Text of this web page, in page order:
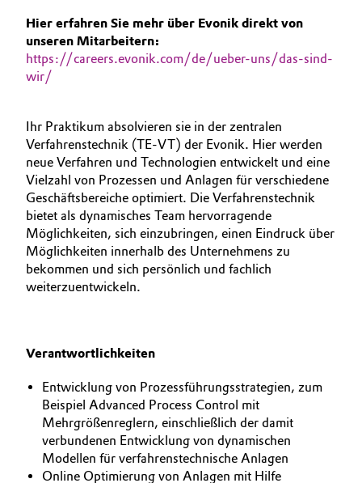
Lubricants & Lubricant Additives
Medical Devices
Oil & Gas, Petrochemicals
Personal Care & Beauty
Pharma & Biopharma
Plastics & Rubber
Textiles, Leather & Nonwovens
Hier erfahren Sie mehr über Evonik direkt von
unseren Mitarbeitern:
https://careers.evonik.com/de/ueber-uns/das-sind-
wir/
Ihr Praktikum absolvieren sie in der zentralen
Verfahrenstechnik (TE-VT) der Evonik. Hier werden
neue Verfahren und Technologien entwickelt und eine
Vielzahl von Prozessen und Anlagen für verschiedene
Geschäftsbereiche optimiert. Die Verfahrenstechnik
bietet als dynamisches Team hervorragende
Möglichkeiten, sich einzubringen, einen Eindruck über
Möglichkeiten innerhalb des Unternehmens zu
bekommen und sich persönlich und fachlich
weiterzuentwickeln.
Verantwortlichkeiten
Entwicklung von Prozessführungsstrategien, zum
Beispiel Advanced Process Control mit
Mehrgrößenreglern, einschließlich der damit
verbundenen Entwicklung von dynamischen
Modellen für verfahrenstechnische Anlagen
Online Optimierung von Anlagen mit Hilfe